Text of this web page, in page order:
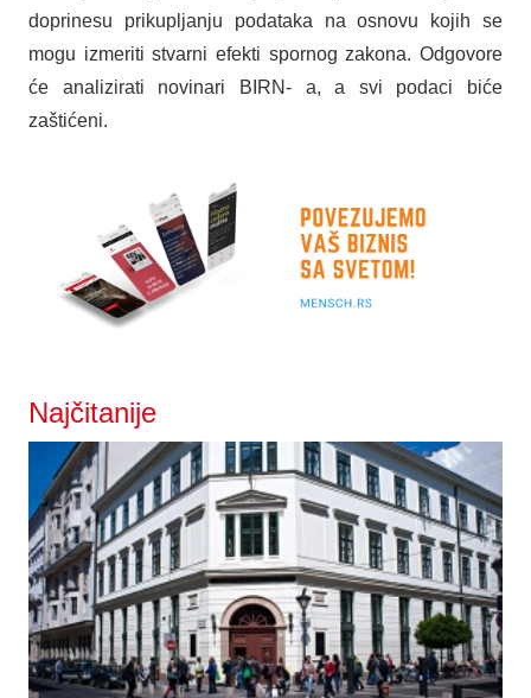
doprinesu prikupljanju podataka na osnovu kojih se
mogu izmeriti stvarni efekti spornog zakona. Odgovore
će analizirati novinari BIRN- a, a svi podaci biće
zaštićeni.
Najčitanije